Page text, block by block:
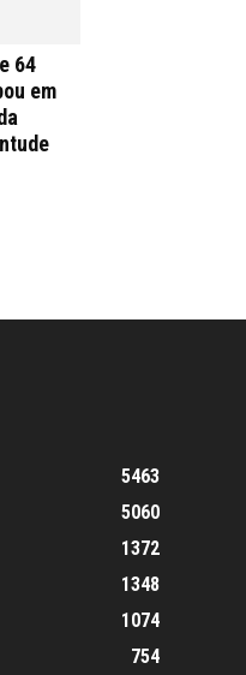
64
em
5463
5060
1372
1348
1074
754